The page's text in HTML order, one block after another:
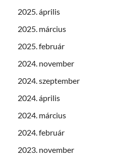
2025. április
2025. március
2025. február
2024. november
2024. szeptember
2024. április
2024. március
2024. február
2023. november